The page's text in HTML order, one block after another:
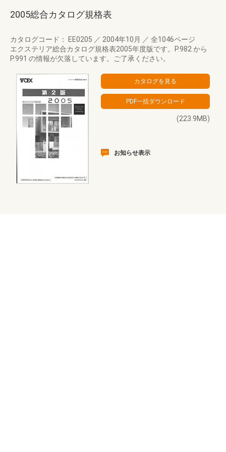
2005総合カタログ規格表
カタログコード： EE0205 ／ 2004年10月 ／ 全1046ページ
エクステリア総合カタログ規格表2005年度版です。P.982 から
P.991 の情報が欠落しています。ご了承ください。
(223.9MB)
お知らせ表示